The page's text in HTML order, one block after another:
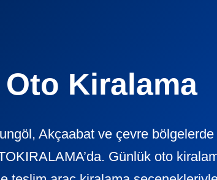
Kiralama
Akçaabat ve çevre
Günlük oto